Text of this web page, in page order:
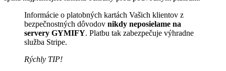
Informácie o platobných kartách Vašich klientov z
bezpečnostných dôvodov nikdy neposielame na
servery GYMIFY. Platbu tak zabezpečuje výhradne
služba Stripe.
Rýchly TIP!